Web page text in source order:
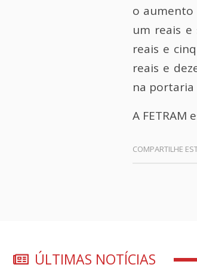
o aumento
um reais e
reais e
reais e
na portaria
A
ÚLTIMAS NOTÍCIAS